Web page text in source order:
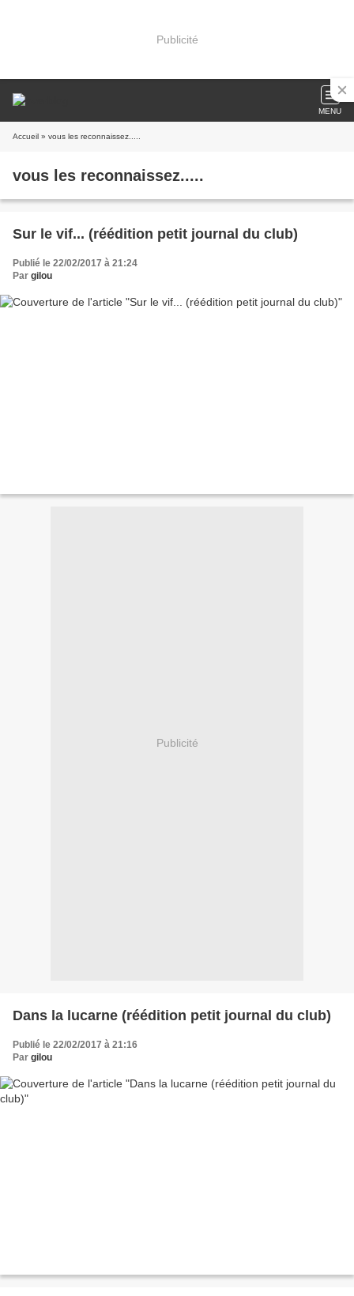
Publicité
MENU
Accueil » vous les reconnaissez.....
vous les reconnaissez.....
Sur le vif... (réédition petit journal du club)
Publié le 22/02/2017 à 21:24
Par gilou
Publicité
Dans la lucarne (réédition petit journal du club)
Publié le 22/02/2017 à 21:16
Par gilou